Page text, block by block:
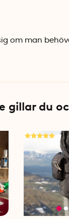
om man
gillar du